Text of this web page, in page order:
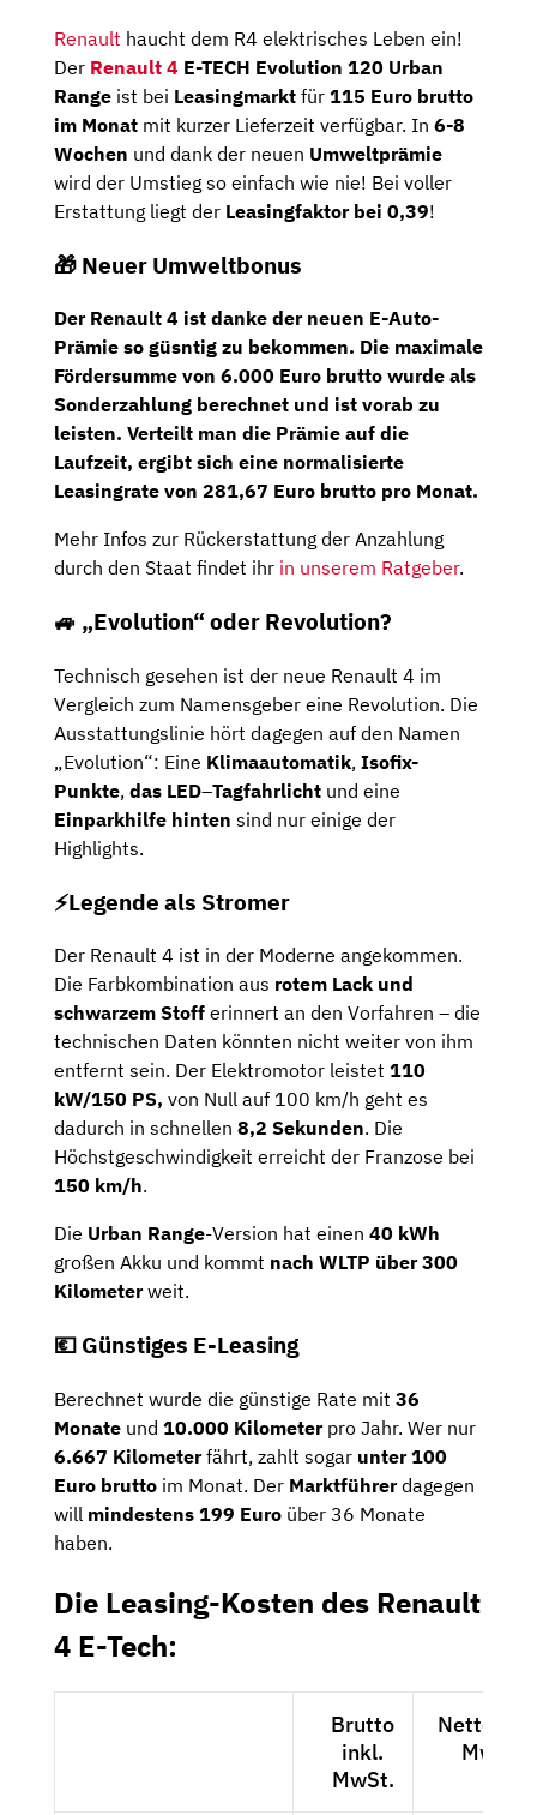
Renault haucht dem R4 elektrisches Leben ein!
Der Renault 4 E-TECH Evolution 120 Urban
Range ist bei Leasingmarkt für 115 Euro brutto
im Monat mit kurzer Lieferzeit verfügbar. In 6-8
Wochen und dank der neuen Umweltprämie
wird der Umstieg so einfach wie nie! Bei voller
Erstattung liegt der Leasingfaktor bei 0,39!
🎁 Neuer Umweltbonus
Der Renault 4 ist danke der neuen E-Auto-
Prämie so güsntig zu bekommen. Die maximale
Fördersumme von 6.000 Euro brutto wurde als
Sonderzahlung berechnet und ist vorab zu
leisten. Verteilt man die Prämie auf die
Laufzeit, ergibt sich eine normalisierte
Leasingrate von 281,67 Euro brutto pro Monat.
Mehr Infos zur Rückerstattung der Anzahlung
durch den Staat findet ihr in unserem Ratgeber.
🚙 „Evolution“ oder Revolution?
Technisch gesehen ist der neue Renault 4 im
Vergleich zum Namensgeber eine Revolution. Die
Ausstattungslinie hört dagegen auf den Namen
„Evolution“: Eine Klimaautomatik, Isofix-
Punkte, das LED–Tagfahrlicht und eine
Einparkhilfe hinten sind nur einige der
Highlights.
⚡️Legende als Stromer
Der Renault 4 ist in der Moderne angekommen.
Die Farbkombination aus rotem Lack und
schwarzem Stoff erinnert an den Vorfahren – die
technischen Daten könnten nicht weiter von ihm
entfernt sein. Der Elektromotor leistet 110
kW/150 PS, von Null auf 100 km/h geht es
dadurch in schnellen 8,2 Sekunden. Die
Höchstgeschwindigkeit erreicht der Franzose bei
150 km/h.
Die Urban Range-Version hat einen 40 kWh
großen Akku und kommt nach WLTP über 300
Kilometerweit.
💶 Günstiges E-Leasing
Berechnet wurde die günstige Rate mit 36
Monate und 10.000 Kilometerpro Jahr. Wer nur
6.667 Kilometerfährt, zahlt sogar unter 100
Euro brutto im Monat. Der Marktführerdagegen
will mindestens 199 Euro über 36 Monate
haben.
Die Leasing-Kosten des Renault
4 E-Tech:
Brutto
inkl.
MwSt.
Netto
MwSt.